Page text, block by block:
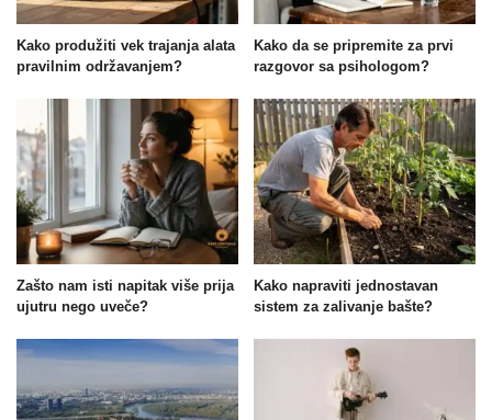
Kako produžiti vek trajanja alata
pravilnim održavanjem?
Kako da se pripremite za prvi
razgovor sa psihologom?
Zašto nam isti napitak više prija
ujutru nego uveče?
Kako napraviti jednostavan
sistem za zalivanje bašte?